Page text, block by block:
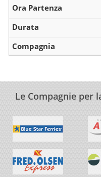
Le Compagnie per